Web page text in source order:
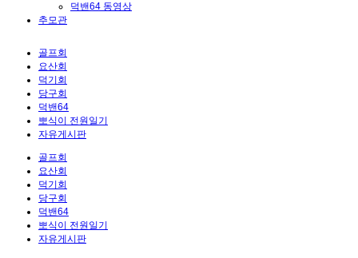
덕밴64 동영상
추모관
골프회
요산회
덕기회
당구회
덕밴64
뽀식이 전원일기
자유게시판
골프회
요산회
덕기회
당구회
덕밴64
뽀식이 전원일기
자유게시판